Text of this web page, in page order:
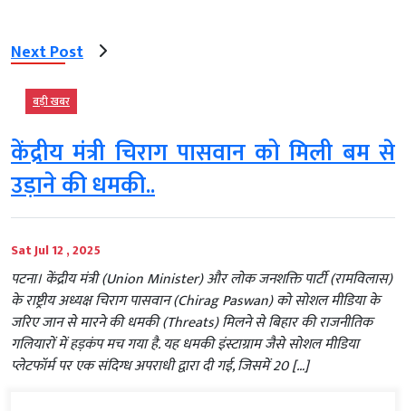
Next Post
बड़ी खबर
केंद्रीय मंत्री चिराग पासवान को मिली बम से
उड़ाने की धमकी..
Sat Jul 12 , 2025
पटना। केंद्रीय मंत्री (Union Minister) और लोक जनशक्ति पार्टी (रामविलास)
के राष्ट्रीय अध्यक्ष चिराग पासवान (Chirag Paswan) को सोशल मीडिया के
जरिए जान से मारने की धमकी (Threats) मिलने से बिहार की राजनीतिक
गलियारों में हड़कंप मच गया है. यह धमकी इंस्टाग्राम जैसे सोशल मीडिया
प्लेटफॉर्म पर एक संदिग्ध अपराधी द्वारा दी गई, जिसमें 20 […]